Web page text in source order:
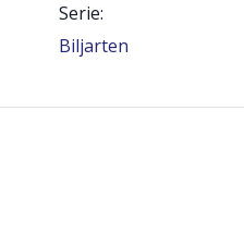
Serie:
Biljarten